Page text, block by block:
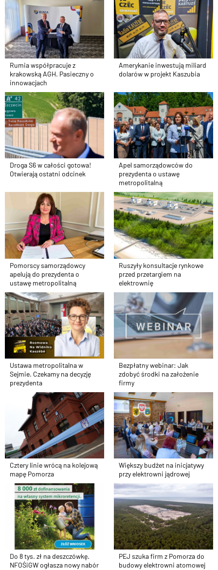
Rumia współpracuje z
krakowską AGH. Pasieczny o
innowacjach
Amerykanie inwestują miliard
dolarów w projekt Kaszubia
Droga S6 w całości gotowa!
Otwierają ostatni odcinek
Apel samorządowców do
prezydenta o ustawę
metropolitalną
Pomorscy samorządowcy
apelują do prezydenta o
ustawę metropolitalną
Ruszyły konsultacje rynkowe
przed przetargiem na
elektrownię
Ustawa metropolitalna w
Sejmie. Czekamy na decyzję
prezydenta
Bezpłatny webinar: Jak
zdobyć środki na założenie
firmy
Cztery linie wrócą na kolejową
mapę Pomorza
Większy budżet na inicjatywy
przy elektrowni jądrowej
Do 8 tys. zł na deszczówkę.
NFOŚiGW ogłasza nowy nabór
PEJ szuka firm z Pomorza do
budowy elektrowni atomowej